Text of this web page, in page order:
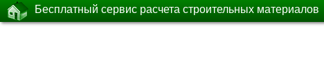
Бесплатный сервис расчета строительных материалов